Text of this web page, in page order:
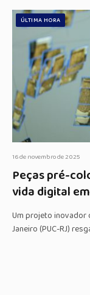
ÚLTIMA HORA
16 de novembro de 2025
Peças pré-
vida digital
Um projeto inovador
Janeiro (PUC-RJ)